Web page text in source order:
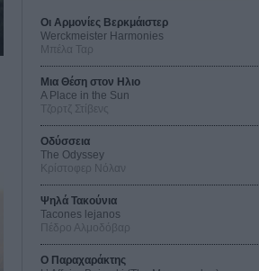
Οι Αρμονίες Βερκμάιστερ
Werckmeister Harmonies
Μπέλα Ταρ
Μια Θέση στον Ηλιο
A Place in the Sun
Τζορτζ Στίβενς
Οδύσσεια
The Odyssey
Κρίστοφερ Νόλαν
Ψηλά Τακούνια
Tacones lejanos
Πέδρο Αλμοδόβαρ
Ο Παραχαράκτης